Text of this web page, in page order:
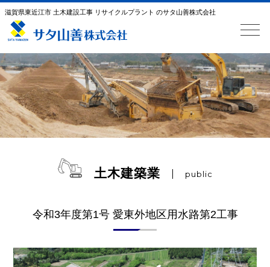
滋賀県東近江市 土木建設工事 リサイクルプラント のサタ山善株式会社
土木建築業 public
令和3年度第1号 愛東外地区用水路第2工事